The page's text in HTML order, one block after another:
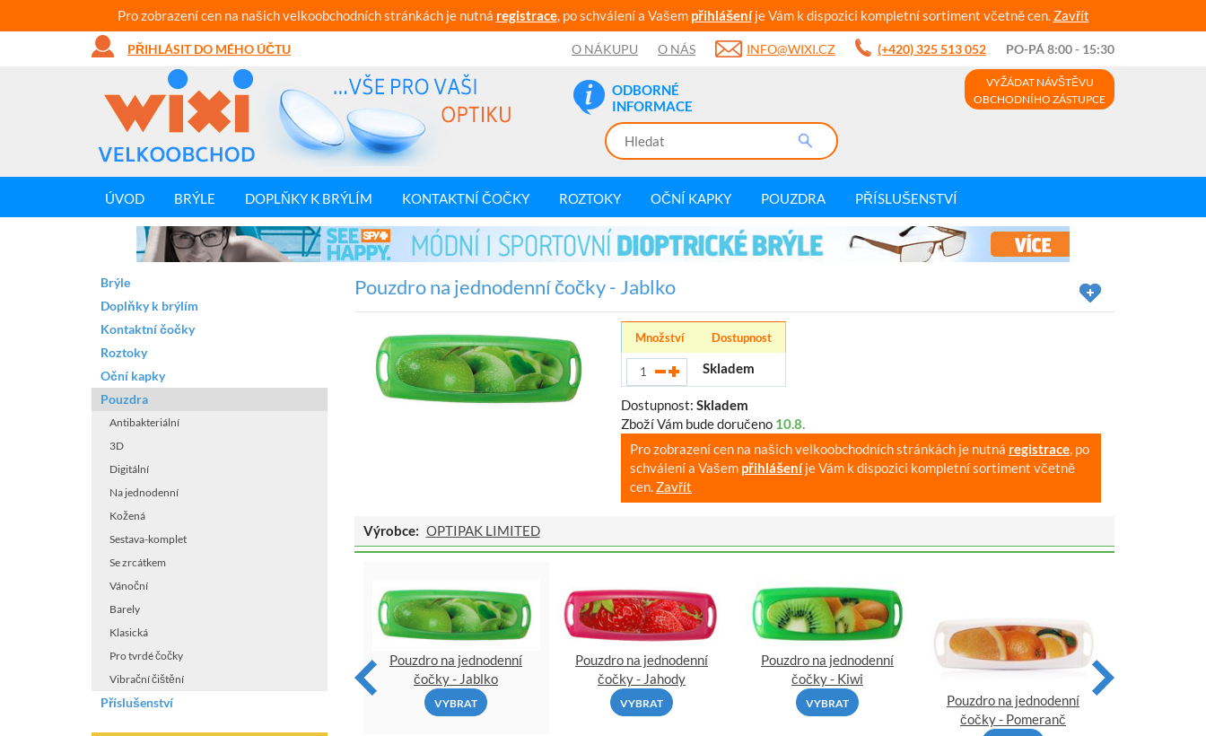
Pro zobrazení cen na našich velkoobchodních stránkách je nutná registrace, po schválení a Vašem přihlášeníje Vám k dispozici kompletní sortiment včetně cen. Zavřít
PŘIHLÁSIT DO MÉHO ÚČTU O NÁKUPU O NÁS INFO@WIXI.CZ (+420) 325 513 052 PO-PÁ 8:00 - 15:30
ODBORNÉ
INFORMACE
VYŽÁDAT NÁVŠTĚVU
OBCHODNÍHO ZÁSTUPCE
ÚVOD BRÝLE DOPLŇKY K BRÝLÍM KONTAKTNÍ ČOČKY ROZTOKY OČNÍ KAPKY POUZDRA PŘÍSLUŠENSTVÍ
Pouzdro na jednodenní čočky - Jablko
Množství Dostupnost
Skladem
Dostupnost: Skladem
Zboží Vám bude doručeno 10.8.
Pro zobrazení cen na našich velkoobchodních stránkách je nutná registrace, po
schválení a Vašem přihlášeníje Vám k dispozici kompletní sortiment včetně
cen. Zavřít
Výrobce: OPTIPAK LIMITED
Pouzdro na jednodenní
čočky - Meloun
VYBRAT
Pouzdro na jednodenní
čočky - Jablko
VYBRAT
Pouzdro na jednodenní
čočky - Jahody
VYBRAT
Pouzdro na jednodenní
čočky - Kiwi
VYBRAT
Pouzdro na jednodenní
čočky - Pomeranč
Brýle
Doplňky k brýlím
Kontaktní čočky
Roztoky
Oční kapky
Pouzdra
Antibakteriální
3D
Digitální
Na jednodenní
Kožená
Sestava-komplet
Se zrcátkem
Vánoční
Barely
Klasická
Pro tvrdé čočky
Vibrační čištění
Příslušenství